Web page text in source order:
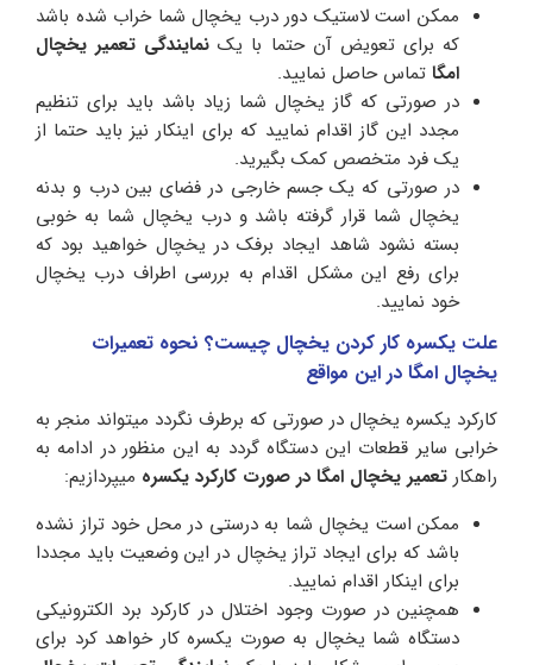
ممکن است لاستیک دور درب یخچال شما خراب شده باشد
که برای تعویض آن حتما با یک نمایندگی تعمیر یخچال
امگا تماس حاصل نمایید.
در صورتی که گاز یخچال شما زیاد باشد باید برای تنظیم
مجدد این گاز اقدام نمایید که برای اینکار نیز باید حتما از
یک فرد متخصص کمک بگیرید.
در صورتی که یک جسم خارجی در فضای بین درب و بدنه
یخچال شما قرار گرفته باشد و درب یخچال شما به خوبی
بسته نشود شاهد ایجاد برفک در یخچال خواهید بود که
برای رفع این مشکل اقدام به بررسی اطراف درب یخچال
خود نمایید.
علت یکسره کار کردن یخچال چیست؟ نحوه تعمیرات
یخچال امگا در این مواقع
کارکرد یکسره یخچال در صورتی که برطرف نگردد میتواند منجر به
خرابی سایر قطعات این دستگاه گردد به این منظور در ادامه به
راهکار تعمیر یخچال امگا در صورت کارکرد یکسره میپردازیم:
ممکن است یخچال شما به درستی در محل خود تراز نشده
باشد که برای ایجاد تراز یخچال در این وضعیت باید مجددا
برای اینکار اقدام نمایید.
همچنین در صورت وجود اختلال در کارکرد برد الکترونیکی
دستگاه شما یخچال به صورت یکسره کار خواهد کرد برای